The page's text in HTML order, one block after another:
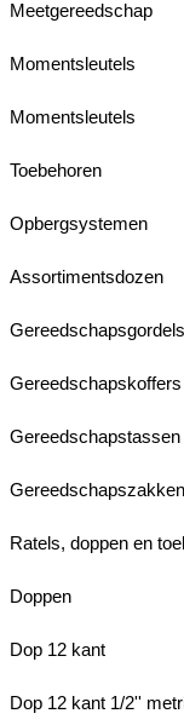
Meetgereedschap
Momentsleutels
Momentsleutels
Toebehoren
Opbergsystemen
Assortimentsdozen
Gereedschapsgordels
Gereedschapskoffers
Gereedschapstassen
Gereedschapszakken
Ratels, doppen en
Doppen
Dop 12 kant
Dop 12 kant 1/2''